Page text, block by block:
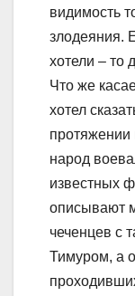
видимость
злодеяния.
хотели – то
Что же
хотел
протяжении
народ
известных
описывают
чеченцев с
Тимуром, а